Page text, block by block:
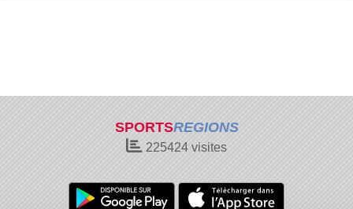
SPORTSREGIONS
225424 visites